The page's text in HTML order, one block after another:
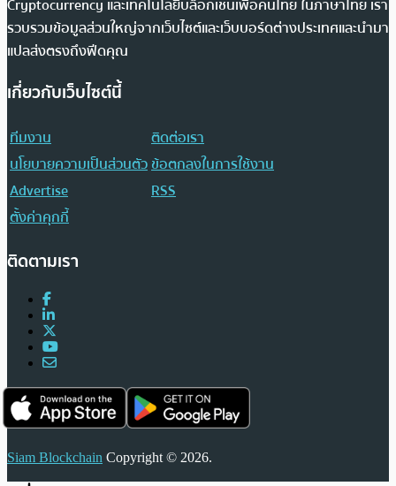
Cryptocurrency และเทคโนโลยีบล็อกเชนเพื่อคนไทย ในภาษาไทย เรา
รวบรวมข้อมูลส่วนใหญ่จากเว็บไซต์และเว็บบอร์ดต่างประเทศและนำมา
แปลส่งตรงถึงฟีดคุณ
เกี่ยวกับเว็บไซต์นี้
ทีมงาน
ติดต่อเรา
นโยบายความเป็นส่วนตัวข้อตกลงในการใช้งาน
Advertise
RSS
ตั้งค่าคุกกี้
ติดตามเรา
Siam Blockchain Copyright © 2026.